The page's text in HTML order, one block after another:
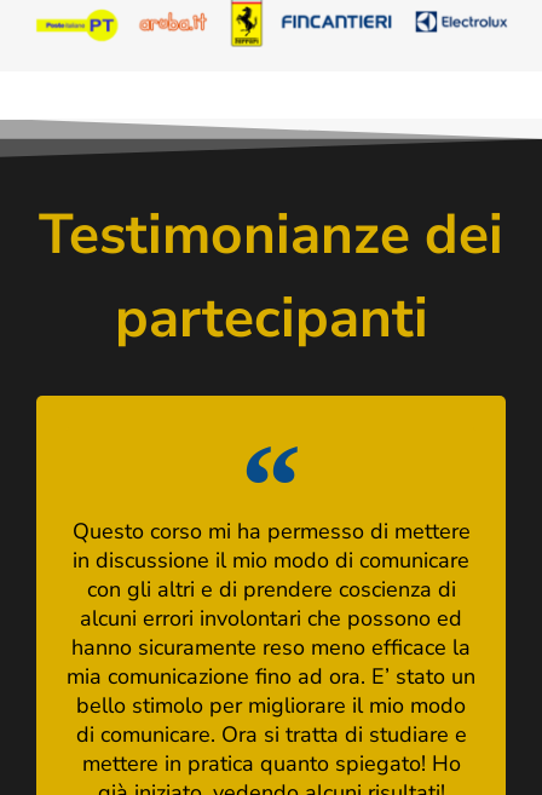
Testimonianze dei
partecipanti
Questo corso mi ha permesso di mettere
in discussione il mio modo di comunicare
con gli altri e di prendere coscienza di
alcuni errori involontari che possono ed
hanno sicuramente reso meno efficace la
mia comunicazione fino ad ora. E’ stato un
bello stimolo per migliorare il mio modo
di comunicare. Ora si tratta di studiare e
mettere in pratica quanto spiegato! Ho